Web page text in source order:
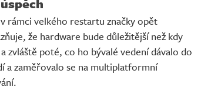
rámci velkého restartu značky opět
že hardware bude důležitější než kdy
zvláště poté, co ho bývalé vedení dávalo do
a zaměřovalo se na multiplatformní